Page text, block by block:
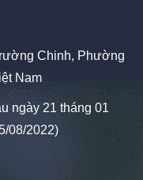
Chinh, Phường
Nam
ngày 21 tháng 01
08/2022)